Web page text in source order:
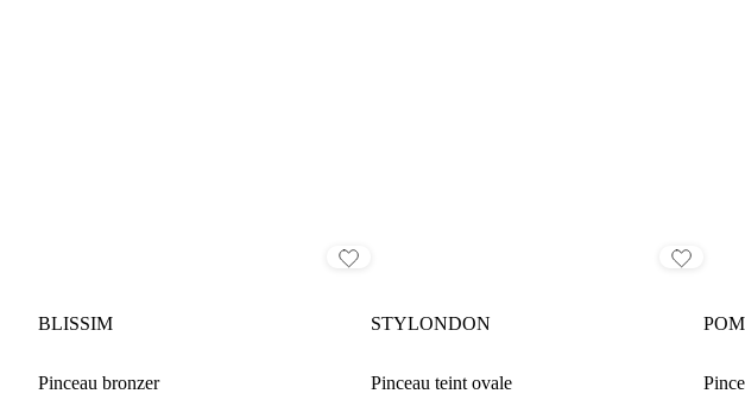
BLISSIM
Pinceau bronzer
STYLONDON
Pinceau teint ovale